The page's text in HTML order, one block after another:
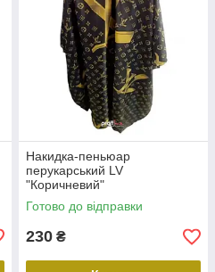
Накидка-пеньюар
перукарський LV
"Коричневий"
Готово до відправки
230 ₴